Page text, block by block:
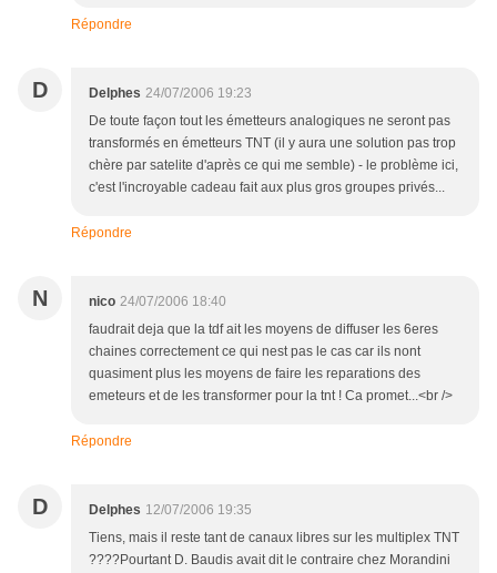
Répondre
D Delphes 24/07/2006 19:23
De toute façon tout les émetteurs analogiques ne seront pas
transformés en émetteurs TNT (il y aura une solution pas trop
chère par satelite d'après ce qui me semble) - le problème ici,
c'est l'incroyable cadeau fait aux plus gros groupes privés...
Répondre
N nico 24/07/2006 18:40
faudrait deja que la tdf ait les moyens de diffuser les 6eres
chaines correctement ce qui nest pas le cas car ils nont
quasiment plus les moyens de faire les reparations des
emeteurs et de les transformer pour la tnt ! Ca promet...<br />
Répondre
D Delphes 12/07/2006 19:35
Tiens, mais il reste tant de canaux libres sur les multiplex TNT
????Pourtant D. Baudis avait dit le contraire chez Morandini